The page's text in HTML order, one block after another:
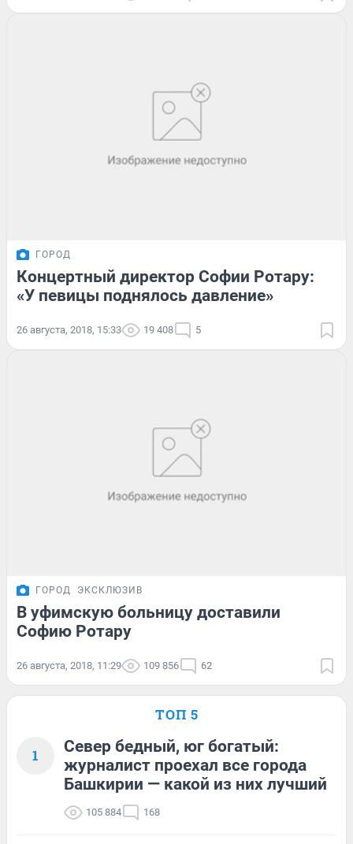
ГОРОД
Концертный директор Софии Ротару:
«У певицы поднялось давление»
26 августа, 2018, 15:33 19 408 5
ГОРОД ЭКСКЛЮЗИВ
В уфимскую больницу доставили
Софию Ротару
26 августа, 2018, 11:29 109 856 62
ТОП 5
1
Север бедный, юг богатый:
журналист проехал все города
Башкирии — какой из них лучший
105 884 168